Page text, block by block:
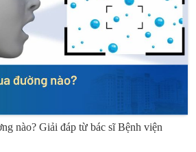
nào? Giải đáp từ bác sĩ Bệnh viện